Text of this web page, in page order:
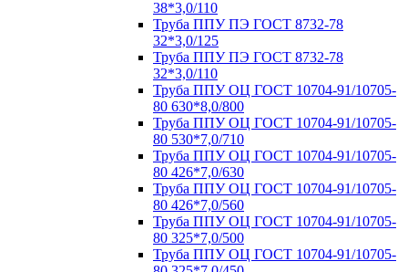
38*3,0/110
Труба ППУ ПЭ ГОСТ 8732-78
32*3,0/125
Труба ППУ ПЭ ГОСТ 8732-78
32*3,0/110
Труба ППУ ОЦ ГОСТ 10704-91/10705-
80 630*8,0/800
Труба ППУ ОЦ ГОСТ 10704-91/10705-
80 530*7,0/710
Труба ППУ ОЦ ГОСТ 10704-91/10705-
80 426*7,0/630
Труба ППУ ОЦ ГОСТ 10704-91/10705-
80 426*7,0/560
Труба ППУ ОЦ ГОСТ 10704-91/10705-
80 325*7,0/500
Труба ППУ ОЦ ГОСТ 10704-91/10705-